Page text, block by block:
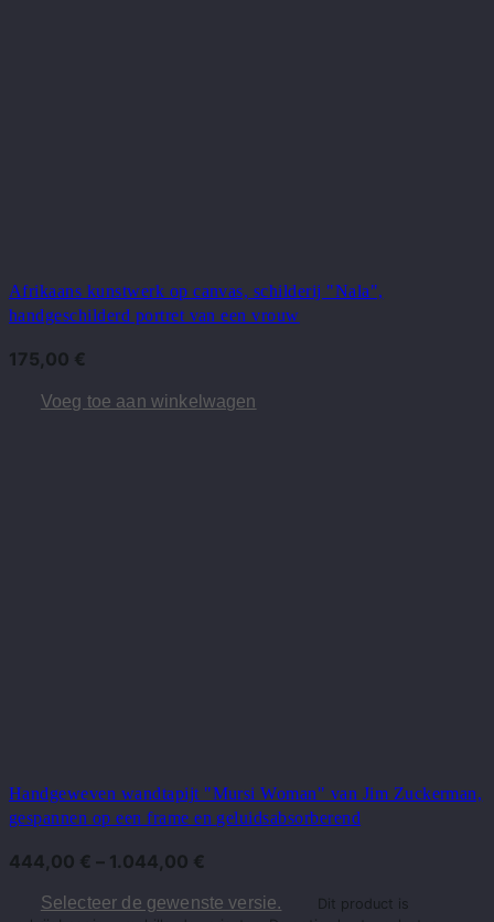
Afrikaans kunstwerk op canvas, schilderij "Nala",
handgeschilderd portret van een vrouw
175,00 €
Voeg toe aan winkelwagen
Handgeweven wandtapijt "Mursi Woman" van Jim Zuckerman,
gespannen op een frame en geluidsabsorberend
444,00 € – 1.044,00 €
Selecteer de gewenste versie.
Dit product is